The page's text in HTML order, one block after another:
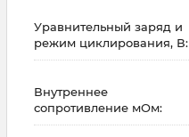
Уравнительный заряд и
режим циклирования, В:
Внутреннее
сопротивление мОм: